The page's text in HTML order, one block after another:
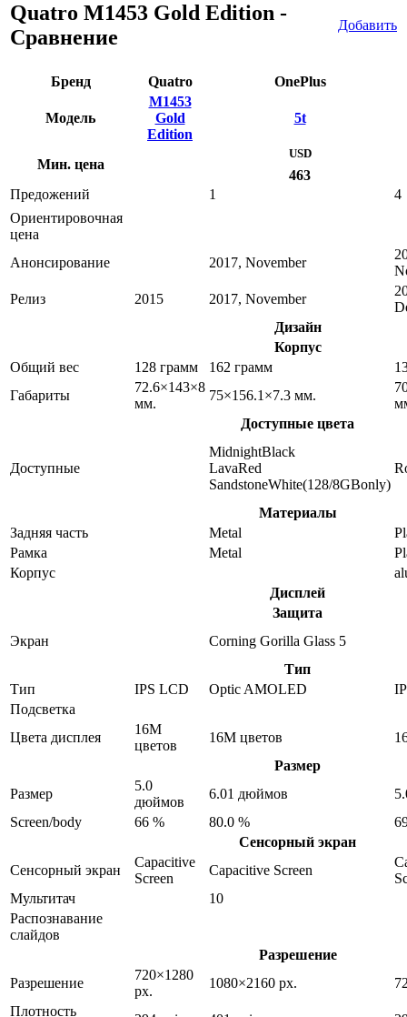
Quatro M1453 Gold Edition -
Сравнение
Добавить
Бренд Quatro OnePlus
Модель
M1453
Gold
Edition
5t
Мин. цена
USD
463
Предожений
1
4
Ориентировочная
цена
Анонсирование
2017, November
Релиз
2015 2017, November
Дизайн
Корпус
Общий вес
128 грамм 162 грамм
Габариты
72.6×143×8
мм.
75×156.1×7.3 мм.
Доступные цвета
Доступные
MidnightBlack
LavaRed
SandstoneWhite(128/8GBonly)
Материалы
Задняя часть
Metal
Рамка
Metal
Корпус
Дисплей
Защита
Экран
Corning Gorilla Glass 5
Тип
Тип
IPS LCD Optic AMOLED
Подсветка
Цвета дисплея
16M
цветов
16M цветов
Размер
Размер
5.0
дюймов
6.01 дюймов
Screen/body
66 % 80.0 %
Сенсорный экран
Сенсорный экран
Capacitive
Screen
Capacitive Screen
Мультитач
10
Распознавание
слайдов
Разрешение
Разрешение
720×1280
px.
1080×2160 px.
Плотность